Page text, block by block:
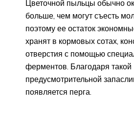
Цветочной пыльцы обычно
больше, чем могут съесть
поэтому ее остаток
хранят в кормовых сотах,
отверстия с помощью
ферментов. Благодаря такой
предусмотрительной
появляется перга.